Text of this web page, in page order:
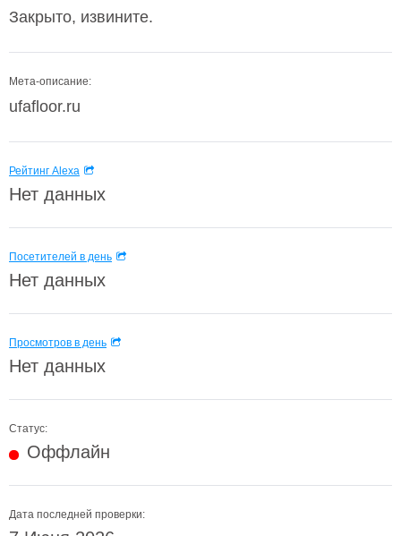
Закрыто, извините.
Мета-описание:
ufafloor.ru
Рейтинг Alexa
Нет данных
Посетителей в день
Нет данных
Просмотров в день
Нет данных
Статус:
Оффлайн
Дата последней проверки: